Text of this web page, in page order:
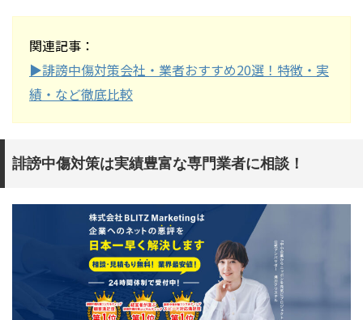
関連記事：
▶︎誹謗中傷対策会社・業者おすすめ20選！特徴・実
績・など徹底比較
誹謗中傷対策は実績豊富な専門業者に相談！